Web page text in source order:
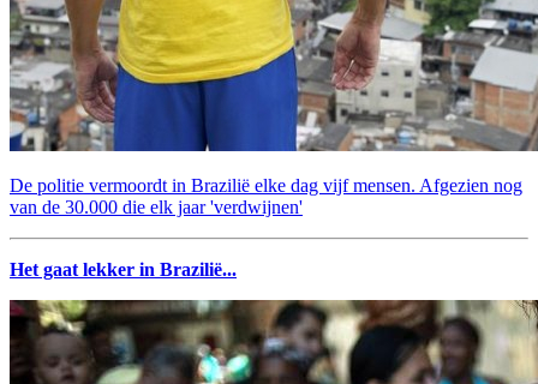
De politie vermoordt in Brazilië elke dag vijf mensen. Afgezien nog
van de 30.000 die elk jaar 'verdwijnen'
Het gaat lekker in Brazilië...